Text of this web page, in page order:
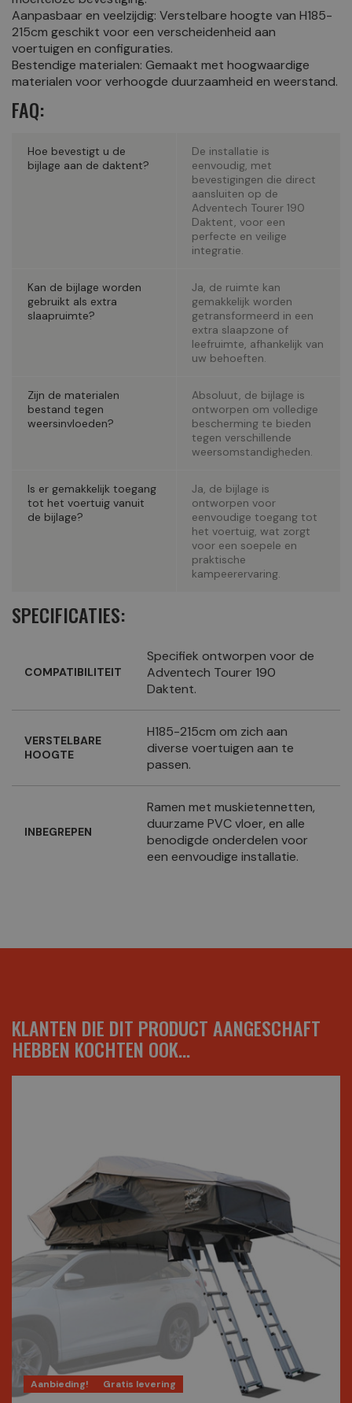
Aanpasbaar en veelzijdig: Verstelbare hoogte van H185-
215cm geschikt voor een verscheidenheid aan
voertuigen en configuraties.
Bestendige materialen: Gemaakt met hoogwaardige
materialen voor verhoogde duurzaamheid en weerstand.
FAQ:
Hoe bevestigt u de
bijlage aan de daktent?
De installatie is
eenvoudig, met
bevestigingen die direct
aansluiten op de
Adventech Tourer 190
Daktent, voor een
perfecte en veilige
integratie.
Kan de bijlage worden
gebruikt als extra
slaapruimte?
Ja, de ruimte kan
gemakkelijk worden
getransformeerd in een
extra slaapzone of
leefruimte, afhankelijk van
uw behoeften.
Zijn de materialen
bestand tegen
weersinvloeden?
Absoluut, de bijlage is
ontworpen om volledige
bescherming te bieden
tegen verschillende
weersomstandigheden.
Is er gemakkelijk toegang
tot het voertuig vanuit
de bijlage?
Ja, de bijlage is
ontworpen voor
eenvoudige toegang tot
het voertuig, wat zorgt
voor een soepele en
praktische
kampeerervaring.
SPECIFICATIES:
COMPATIBILITEIT
Specifiek ontworpen voor de
Adventech Tourer 190
Daktent.
VERSTELBARE
HOOGTE
H185-215cm om zich aan
diverse voertuigen aan te
passen.
INBEGREPEN
Ramen met muskietennetten,
duurzame PVC vloer, en alle
benodigde onderdelen voor
een eenvoudige installatie.
KLANTEN DIE DIT PRODUCT AANGESCHAFT
HEBBEN KOCHTEN OOK...
Aanbieding! Gratis levering